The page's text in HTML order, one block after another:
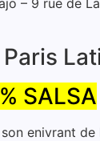
– 9 rue de
SALSA
enivrant